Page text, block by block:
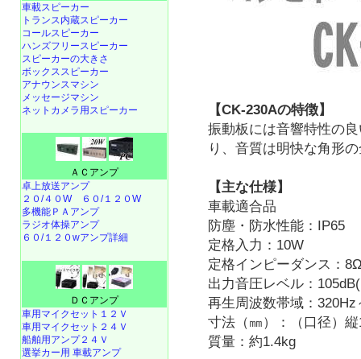
【CK-230Aの特徴】
振動板には音響特性の
り、音質は明快な角形
【主な仕様】
車載適合品
防塵・防水性能：IP65
定格入力：10W
定格インピーダンス：
出力音圧レベル：
再生周波数帯域：320Hz
寸法（㎜）：（口径）
質量：約1.4kg
車載スピーカー
トランス内蔵スピーカー
コールスピーカー
ハンズフリースピーカー
スピーカーの大きさ
ボックススピーカー
アナウンスマシン
メッセージマシン
ネットカメラ用スピーカー
ＡＣアンプ
卓上放送アンプ
２０/４０W
６０/１２０W
多機能ＰＡアンプ
ラジオ体操アンプ
６０/１２０wアンプ詳細
ＤＣアンプ
車用マイクセット１２Ｖ
車用マイクセット２４Ｖ
船舶用アンプ２４Ｖ
選挙カー用 車載アンプ